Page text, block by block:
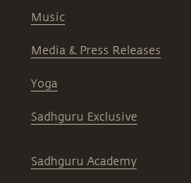
Music
Media & Press Releases
Yoga
Sadhguru Exclusive
Sadhguru Academy